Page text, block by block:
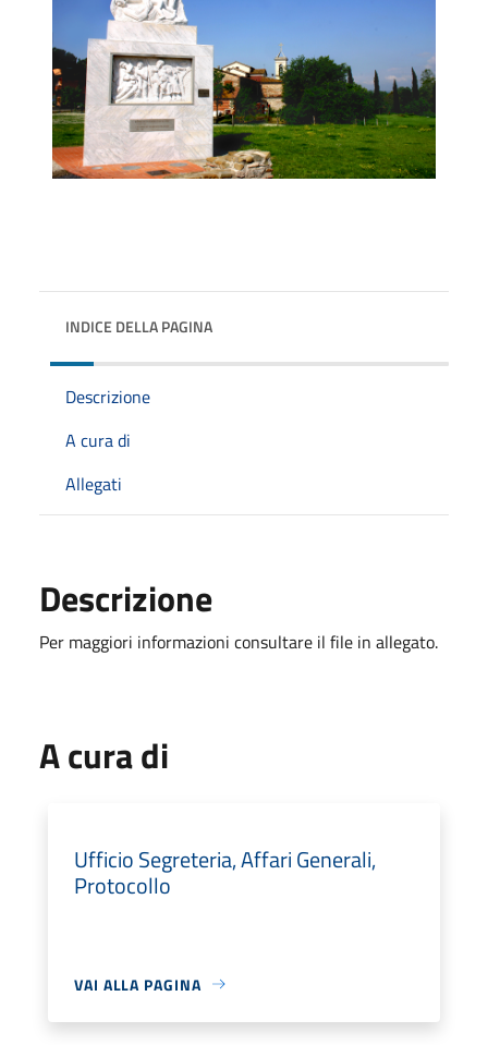
INDICE DELLA PAGINA
Descrizione
A cura di
Allegati
Descrizione
Per maggiori informazioni consultare il file in allegato.
A cura di
Ufficio Segreteria, Affari Generali,
Protocollo
VAI ALLA PAGINA